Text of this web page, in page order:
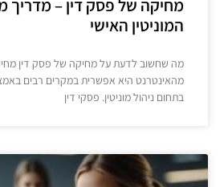
מחיקה של פסק דין – מדריך
המוניטין האישי
מה שחשוב לדעת על מחיקה של פסק דין
מהאינטרנט היא אפשרית במקרים רבים
בתחום ניהול מוניטין. פסקי דין